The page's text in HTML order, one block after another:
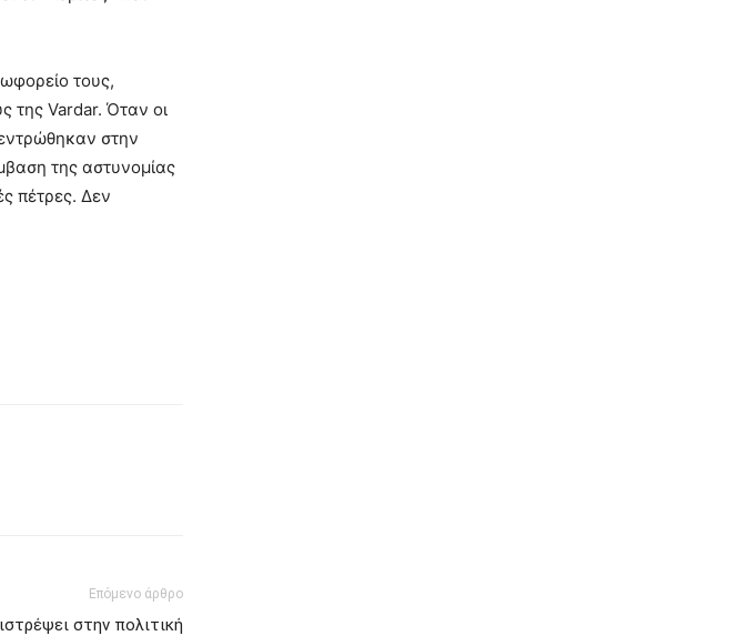
τους,
της Vardar. Όταν οι
στην
της αστυνομίας
πέτρες. Δεν
Επόμενο άρθρο
στην πολιτική